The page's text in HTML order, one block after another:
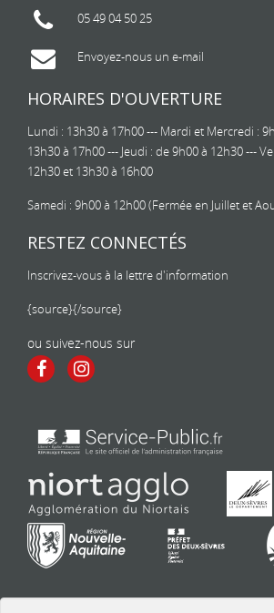
05 49 04 50 25
Envoyez-nous un e-mail
HORAIRES D'OUVERTURE
Lundi : 13h30 à 17h00 --- Mardi et Mercredi :
13h30 à 17h00 --- Jeudi : de 9h00 à 12h30 ---
12h30 et 13h30 à 16h00
Samedi : 9h00 à 12h00 (Fermée en Juillet et
RESTEZ CONNECTÉS
Inscrivez-vous à la lettre d'information
{source}{/source}
ou suivez-nous sur